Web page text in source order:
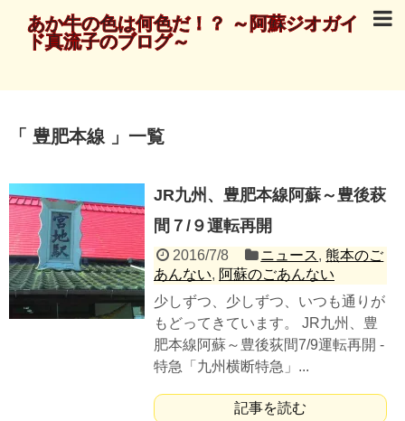
あか牛の色は何色だ！？ ～阿蘇ジオガイ
ド真流子のブログ～
豊肥本線 一覧
JR九州、豊肥本線阿蘇～豊後萩
間７/９運転再開
2016/7/8 ニュース,熊本のご
あんない, 阿蘇のごあんない
少しずつ、少しずつ、いつも通りが
もどってきています。 JR九州、豊
肥本線阿蘇～豊後荻間7/9運転再開 -
特急「九州横断特急」...
記事を読む